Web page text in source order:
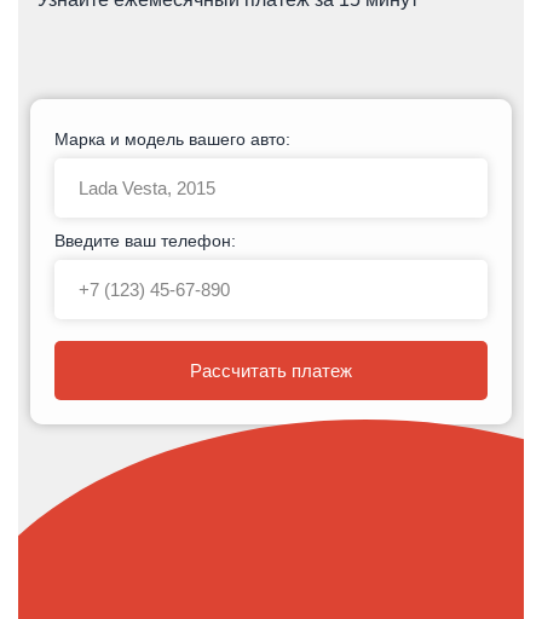
Марка и модель вашего авто:
Введите ваш телефон:
Рассчитать платеж